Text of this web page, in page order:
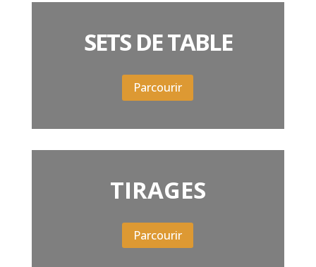
SETS DE TABLE
Parcourir
TIRAGES
Parcourir